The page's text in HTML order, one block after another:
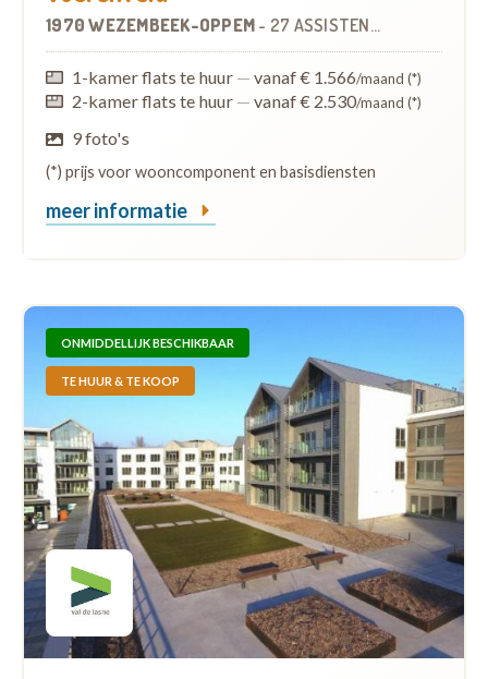
1970 WEZEMBEEK-OPPEM - 27 ASSISTENTIEWONINGEN
1-kamer flats te huur — vanaf € 1.566/maand (*)
2-kamer flats te huur — vanaf € 2.530/maand (*)
9 foto's
(*) prijs voor wooncomponent en basisdiensten
meer informatie
ONMIDDELLIJK BESCHIKBAAR
TE HUUR & TE KOOP